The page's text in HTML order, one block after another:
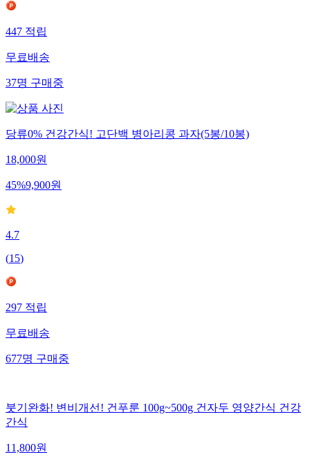
447적립
무료배송
37명구매중
당류0% 건강간식! 고단백 병아리콩 과자(5봉/10봉)
18,000원
45%9,900원
4.7
(15)
297적립
무료배송
677명구매중
붓기완화! 변비개선! 건푸룬 100g~500g 건자두 영양간식 건강
간식
11,800원